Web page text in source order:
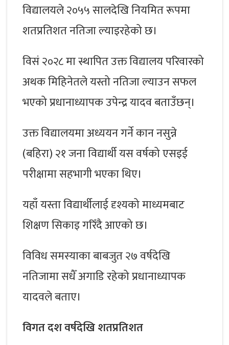
विद्यालयले २०५५ सालदेखि नियमित रूपमा
शतप्रतिशत नतिजा ल्याइरहेको छ।
विसं २०२८ मा स्थापित उक्त विद्यालय परिवारको
अथक मिहिनेतले यस्तो नतिजा ल्याउन सफल
भएको प्रधानाध्यापक उपेन्द्र यादव बताउँछन्।
उक्त विद्यालयमा अध्ययन गर्ने कान नसुन्ने
(बहिरा) २१ जना विद्यार्थी यस वर्षको एसइई
परीक्षामा सहभागी भएका थिए।
यहाँ यस्ता विद्यार्थीलाई दृश्यको माध्यमबाट
शिक्षण सिकाइ गरिँदै आएको छ।
विविध समस्याका बाबजुत २७ वर्षदेखि
नतिजामा सधैँ अगाडि रहेको प्रधानाध्यापक
यादवले बताए।
विगत दश वर्षदेखि शतप्रतिशत